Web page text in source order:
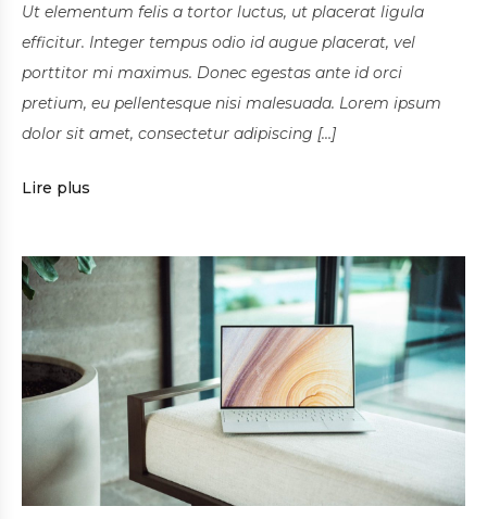
Ut elementum felis a tortor luctus, ut placerat ligula
efficitur. Integer tempus odio id augue placerat, vel
porttitor mi maximus. Donec egestas ante id orci
pretium, eu pellentesque nisi malesuada. Lorem ipsum
dolor sit amet, consectetur adipiscing […]
Lire plus